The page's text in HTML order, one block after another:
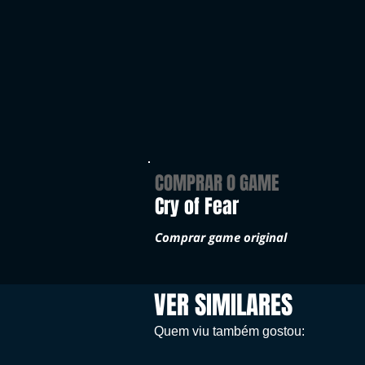
COMPRAR O GAME
Cry of Fear
Comprar game original
VER SIMILARES
Quem viu também gostou: